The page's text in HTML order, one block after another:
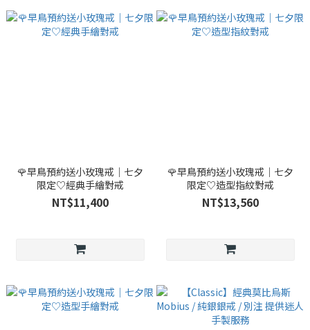
🌹早鳥預約送小玫瑰戒｜七夕
限定♡經典手繪對戒
NT$11,400
🌹早鳥預約送小玫瑰戒｜七夕
限定♡造型指紋對戒
NT$13,560